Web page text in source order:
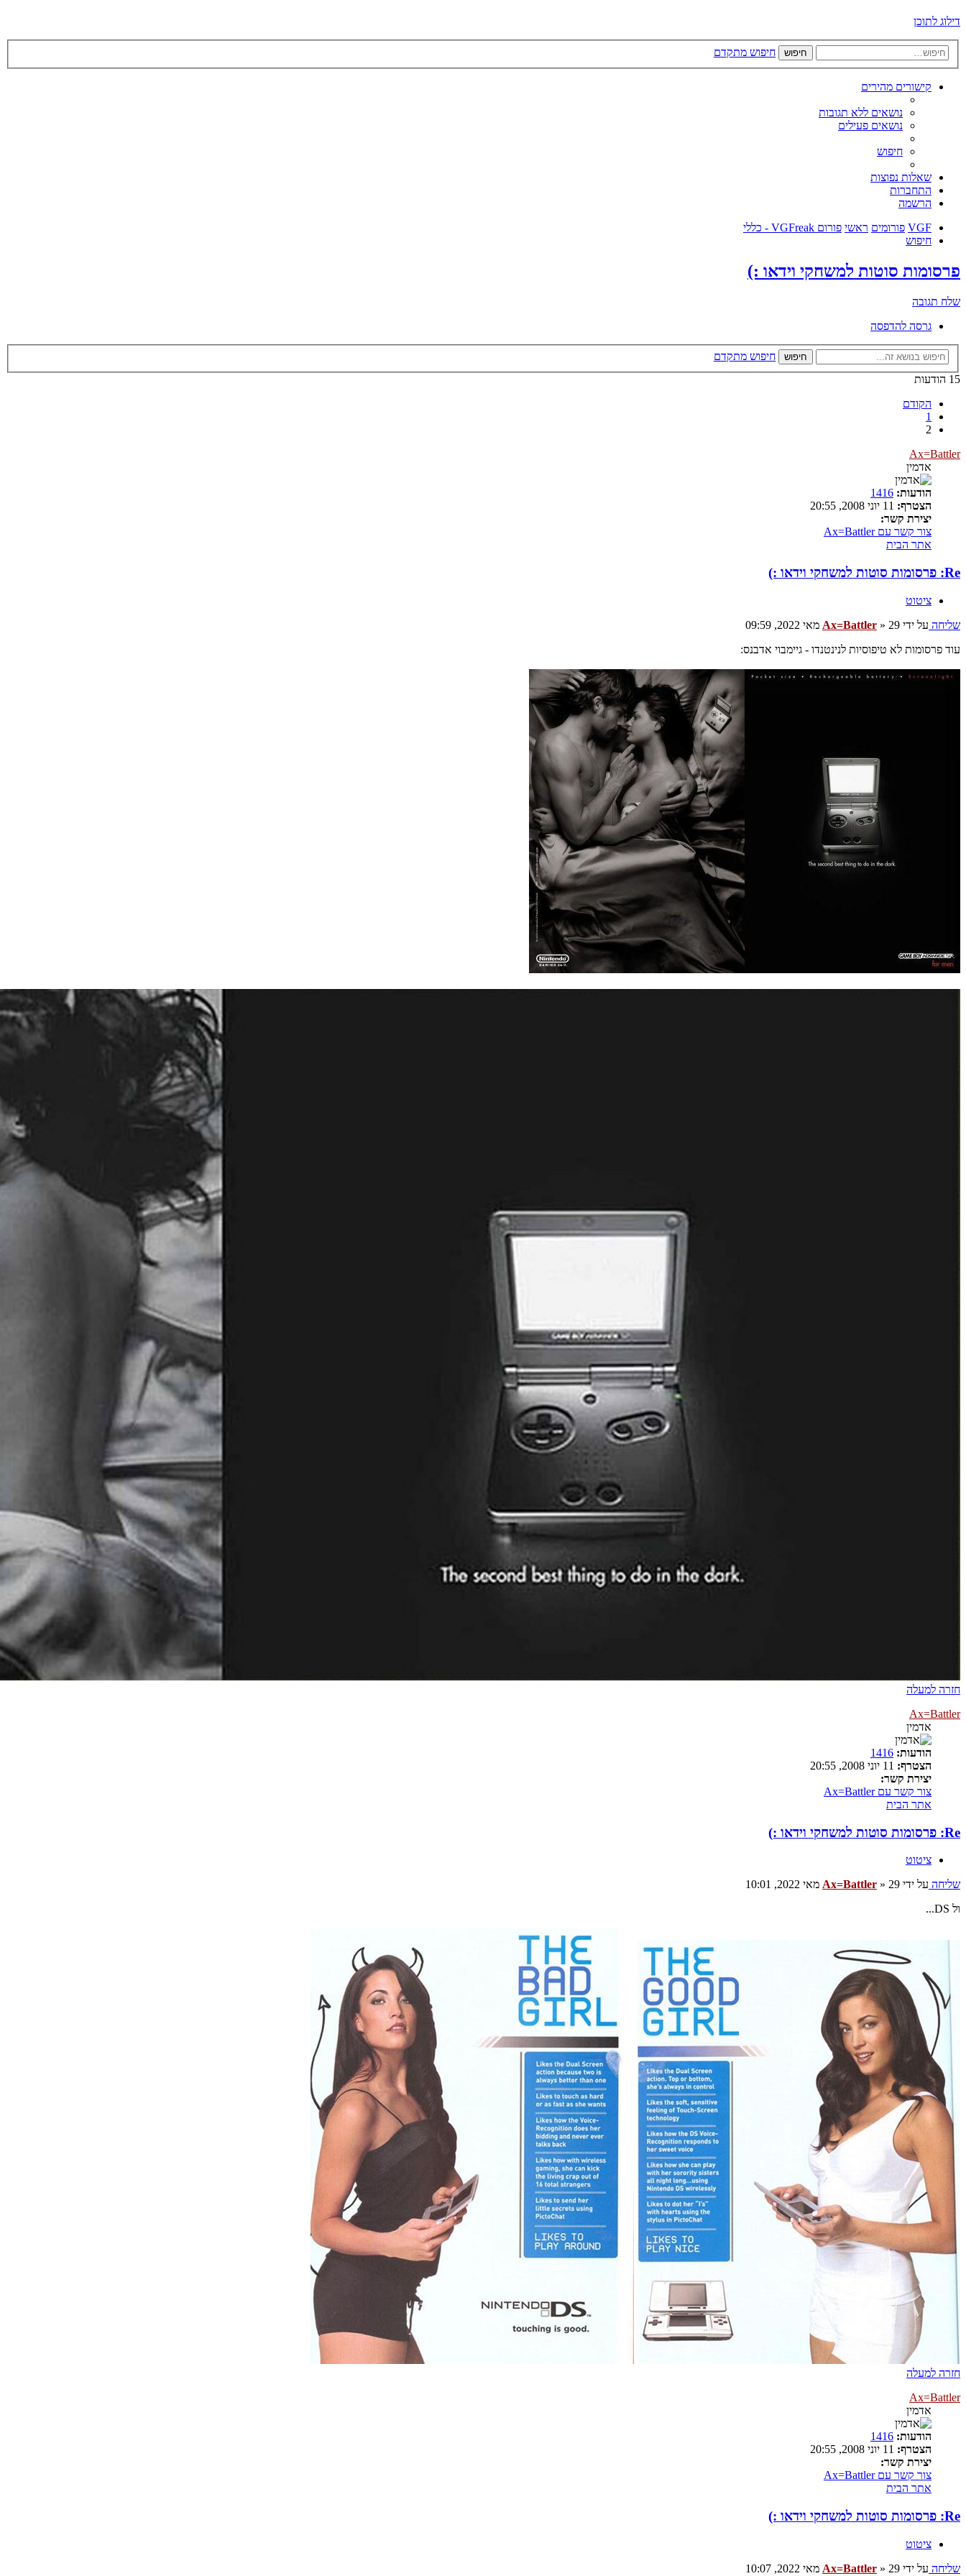
דילוג לתוכן
חיפוש חיפוש מתקדם
קישורים מהירים
נושאים ללא תגובות
נושאים פעילים
חיפוש
שאלות נפוצות
התחברות
הרשמה
VGF פורומים ראשי פורום VGFreak - כללי
חיפוש
פרסומות סוטות למשחקי וידאו :)
שלח תגובה
גרסה להדפסה
חיפוש
חיפוש מתקדם
15 הודעות
הקודם
1
2
Ax=Battler
אדמין
הודעות: 1416
הצטרף:
יצירת קשר:
צור קשר עם Ax=Battler
אתר הבית
Re: פרסומות סוטות למשחקי וידאו :)
ציטוט
שליחה על ידי Ax=Battler » 29 מאי 2022, 09:59
עוד פרסומות לא טיפוסיות לנינטנדו - גיימבוי אדבנס:
חזרה למעלה
Ax=Battler
אדמין
הודעות: 1416
הצטרף:
יצירת קשר:
צור קשר עם Ax=Battler
אתר הבית
Re: פרסומות סוטות למשחקי וידאו :)
ציטוט
שליחה על ידי Ax=Battler » 29 מאי 2022, 10:01
ול DS...
חזרה למעלה
Ax=Battler
אדמין
הודעות: 1416
הצטרף:
יצירת קשר:
צור קשר עם Ax=Battler
אתר הבית
Re: פרסומות סוטות למשחקי וידאו :)
ציטוט
שליחה על ידי Ax=Battler » 29 מאי 2022, 10:07